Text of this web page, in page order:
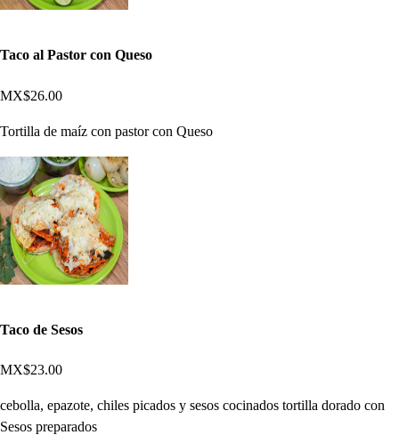
Taco al Pastor con Queso
MX$26.00
Tortilla de maíz con pastor con Queso
Taco de Sesos
MX$23.00
cebolla, epazote, chiles picados y sesos cocinados tortilla dorado con
Sesos preparados